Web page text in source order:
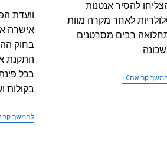
וועדת
אישרה
בחוק
התקנת
בכל
בקולות
להמשך
להסיר אנטנות
לאחר מקרה מוות
רבים מסרטנים
קריאהנפגעי